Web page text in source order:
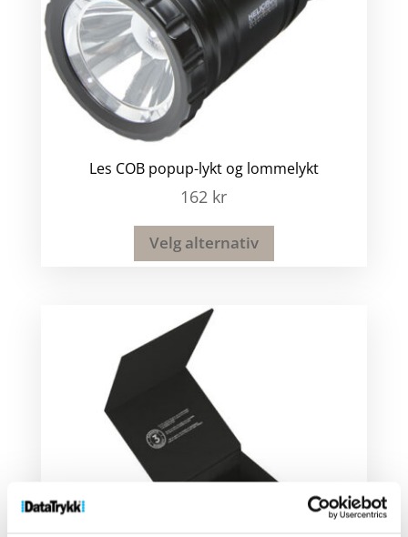
Les COB popup-lykt og lommelykt
162 kr
Velg alternativ